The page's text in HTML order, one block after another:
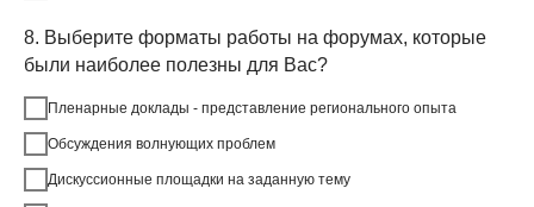
8. Выберите форматы работы на форумах, которые
были наиболее полезны для Вас?
Пленарные доклады - представление регионального опыта
Обсуждения волнующих проблем
Дискуссионные площадки на заданную тему